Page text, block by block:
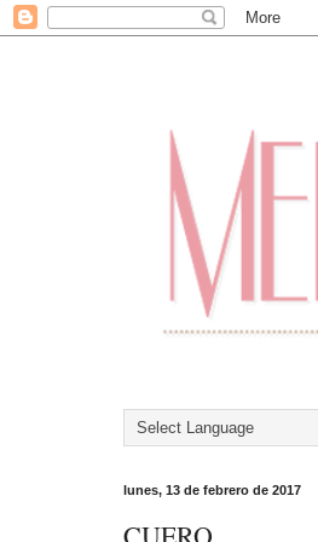
lunes, 13 de febrero de 2017
CUERO